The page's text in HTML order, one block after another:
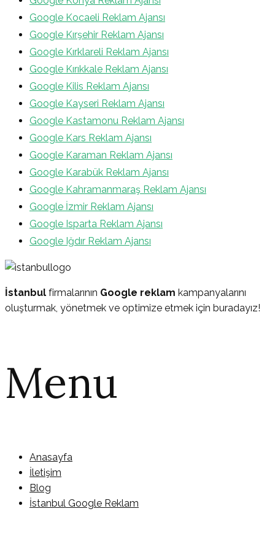
Google Kocaeli Reklam Ajansı
Google Kırşehir Reklam Ajansı
Google Kırklareli Reklam Ajansı
Google Kırıkkale Reklam Ajansı
Google Kilis Reklam Ajansı
Google Kayseri Reklam Ajansı
Google Kastamonu Reklam Ajansı
Google Kars Reklam Ajansı
Google Karaman Reklam Ajansı
Google Karabük Reklam Ajansı
Google Kahramanmaraş Reklam Ajansı
Google İzmir Reklam Ajansı
Google Isparta Reklam Ajansı
Google Iğdır Reklam Ajansı
İstanbul firmalarının Google reklam kampanyalarını
oluşturmak, yönetmek ve optimize etmek için buradayız!
Menu
Anasayfa
İletişim
Blog
İstanbul Google Reklam